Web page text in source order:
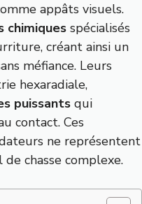
appâts visuels.
spécialisés
créant ainsi un
méfiance. Leurs
hexaradiale,
puissants qui
contact. Ces
ne représentent
chasse complexe.